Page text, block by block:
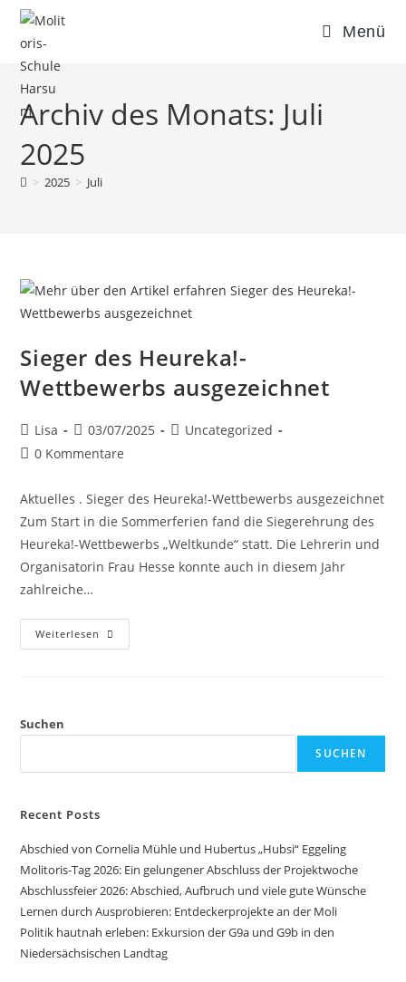
springen
Menü
Archiv des Monats: Juli
2025
> 2025 > Juli
Sieger des Heureka!-
Wettbewerbs ausgezeichnet
Lisa 03/07/2025
Uncategorized
0 Kommentare
Aktuelles . Sieger des Heureka!-Wettbewerbs ausgezeichnet
Zum Start in die Sommerferien fand die Siegerehrung des
Heureka!-Wettbewerbs „Weltkunde“ statt. Die Lehrerin und
Organisatorin Frau Hesse konnte auch in diesem Jahr
zahlreiche…
Weiterlesen
Suchen
SUCHEN
Recent Posts
Abschied von Cornelia Mühle und Hubertus „Hubsi“ Eggeling
Molitoris-Tag 2026: Ein gelungener Abschluss der Projektwoche
Abschlussfeier 2026: Abschied, Aufbruch und viele gute Wünsche
Lernen durch Ausprobieren: Entdeckerprojekte an der Moli
Politik hautnah erleben: Exkursion der G9a und G9b in den
Niedersächsischen Landtag